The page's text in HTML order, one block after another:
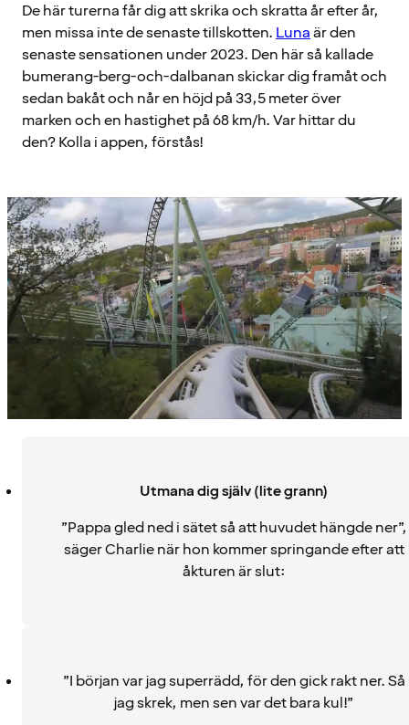
De här turerna får dig att skrika och skratta år efter år,
men missa inte de senaste tillskotten. Lunaär den
senaste sensationen under 2023. Den här så kallade
bumerang-berg-och-dalbanan skickar dig framåt och
sedan bakåt och når en höjd på 33,5 meter över
marken och en hastighet på 68 km/h. Var hittar du
den? Kolla i appen, förstås!
Utmana dig själv (lite grann)
”Pappa gled ned i sätet så att huvudet hängde ner”,
säger Charlie när hon kommer springande efter att
åkturen är slut:
”I början var jag superrädd, för den gick rakt ner. Så
jag skrek, men sen var det bara kul!”